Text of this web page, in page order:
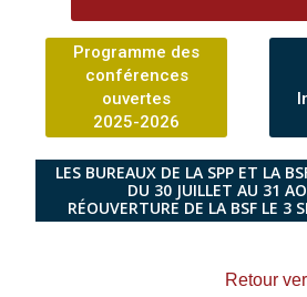
Programme des
conférences
ouvertes
2025-2026
LES BUREAUX DE LA SPP ET LA
DU 30 JUILLET AU 31
RÉOUVERTURE DE LA BSF LE 3
Retour